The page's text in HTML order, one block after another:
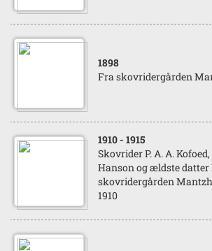
1898
Fra skovridergården
1910 - 1915
Skovrider P. A. A.
Hanson og ældste datter
skovridergården
1910